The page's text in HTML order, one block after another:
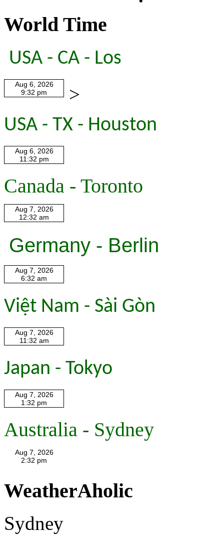
World Time
USA - CA - Los
>
USA - TX - Houston
Canada - Toronto
Germany - Berlin
Việt Nam - Sài Gòn
Japan - Tokyo
Australia - Sydney
WeatherAholic
Sydney